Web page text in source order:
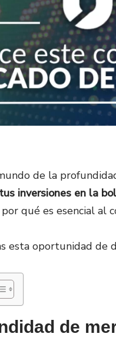
de la
inversiones en la
qué es esencial al
esta oportunidad de
de